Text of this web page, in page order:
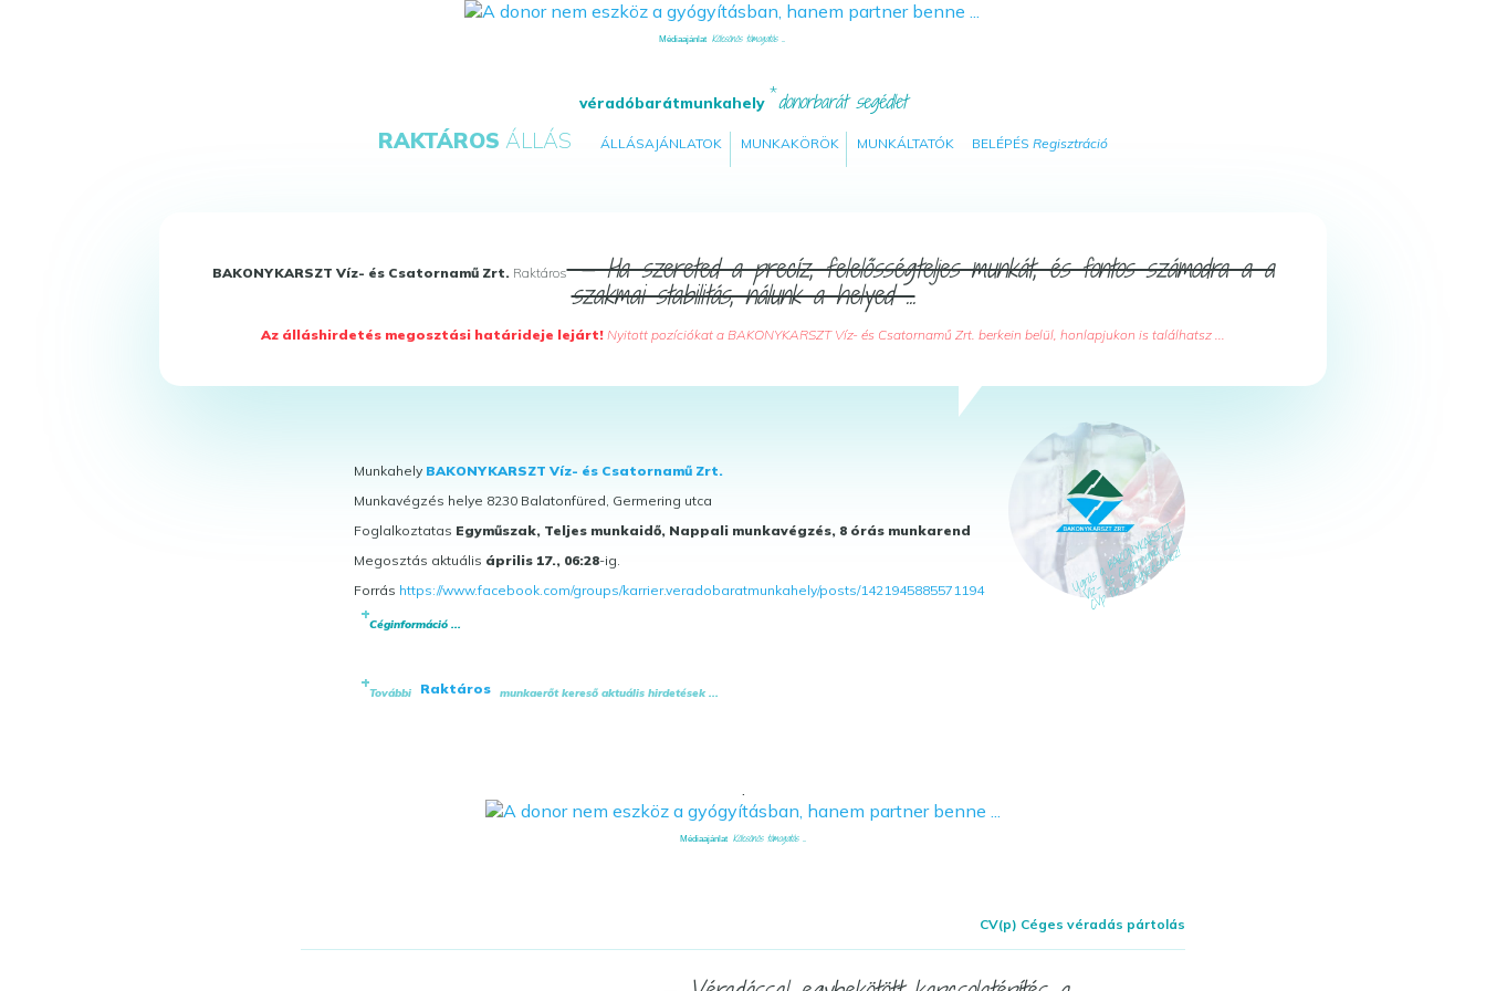
Médiaajánlat Kölcsönös támogatás ...
véradóbarátmunkahely donorbarát segédlet
RAKTÁROS ÁLLÁS ÁLLÁSAJÁNLATOK MUNKAKÖRÖK MUNKÁLTATÓK BELÉPÉS Regisztráció
BAKONYKARSZT Víz- és Csatornamű Zrt.Raktáros— Ha szereted a precíz, felelősségteljes munkát, és fontos számodra a a
szakmai stabilitás, nálunk a helyed ...
Az álláshirdetés megosztási határideje lejárt! Nyitott pozíciókat a BAKONYKARSZT Víz- és Csatornamű Zrt. berkein belül, honlapjukon is találhatsz ...
Munkahely BAKONYKARSZT Víz- és Csatornamű Zrt.
Munkavégzés helye 8230 Balatonfüred, Germering utca
Foglalkoztatas Egyműszak, Teljes munkaidő, Nappali munkavégzés, 8 órás munkarend
Megosztás aktuális április 17., 06:28-ig.
Forrás https://www.facebook.com/groups/karrier.veradobaratmunkahely/posts/1421945885571194
Céginformáció ...
További Raktáros munkaerőt kereső aktuális hirdetések ...
Médiaajánlat Kölcsönös támogatás ...
CV(p) Céges véradás pártolás